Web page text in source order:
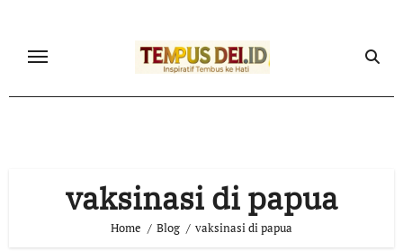
content
vaksinasi di papua
Home Blog vaksinasi di papua